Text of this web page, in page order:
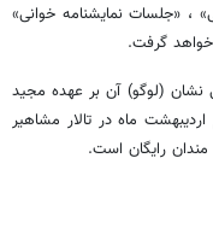
، «جلسات نمایشنامه خوانی»
خواهد گرفت.
نشان (لوگو) آن بر عهده مجید
و پنجم اردیبهشت ماه در تالار مشاهیر
رایگان است.